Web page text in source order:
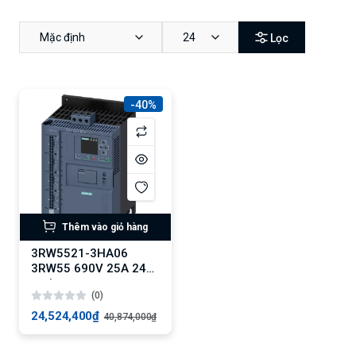
Mặc định 24 Lọc
-40%
Thêm vào giỏ hàng
3RW5521-3HA06
3RW55 690V 25A 24V
spring
(0)
24,524,400₫ 40,874,000₫